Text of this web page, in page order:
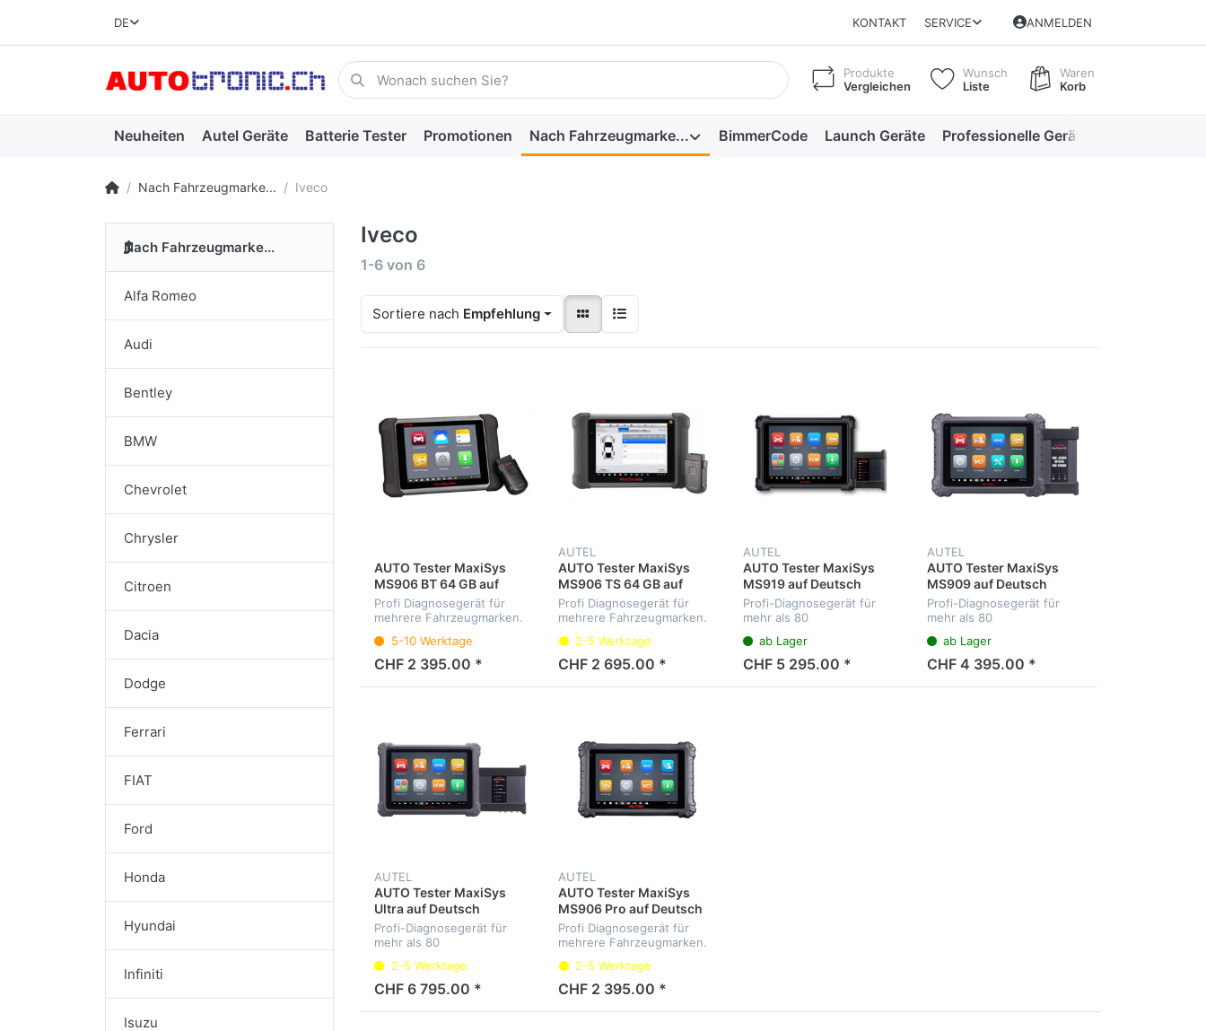
DE KONTAKT SERVICE ANMELDEN
Produkte
Vergleichen
Wunsch
Liste
Waren
Korb
Neuheiten Autel Geräte Batterie Tester Promotionen Nach Fahrzeugmarke... BimmerCode Launch Geräte Professionelle Geräte
Nach Fahrzeugmarke... Iveco
Nach Fahrzeugmarke...
Alfa Romeo
Audi
Bentley
BMW
Chevrolet
Chrysler
Citroen
Dacia
Dodge
Ferrari
FIAT
Ford
Honda
Hyundai
Infiniti
Isuzu
Iveco
1-6 von 6
Sortiere nach Empfehlung
AUTO Tester MaxiSys
MS906 BT 64 GB auf
Deutsch
Profi Diagnosegerät für
mehrere Fahrzeugmarken.
Steuergeräte, Service-
Intervalle, Elektrische-Park-
Bremse, etc. Menüsprache
Deutsch.
5-10 Werktage
CHF 2 395.00 *
AUTEL
AUTO Tester MaxiSys
MS906 TS 64 GB auf
Deutsch
Profi Diagnosegerät für
mehrere Fahrzeugmarken.
Steuergeräte, Service-
Intervalle, Elektrische-Park-
Bremse, RDKS(TPMS) etc.
Menüsprache Deutsch.
2-5 Werktage
CHF 2 695.00 *
AUTEL
AUTO Tester MaxiSys
MS919 auf Deutsch
Profi-Diagnosegerät für
mehr als 80
aller Steuergeräte, Service-
Intervalle, 4-Kanal-
Wellenformgenerator,
ab Lager
CHF 5 295.00 *
AUTEL
AUTO Tester MaxiSys
MS909 auf Deutsch
Profi-Diagnosegerät für
mehr als 80
aller Steuergeräte, Service-
Intervalle, J2534 Interface.
Menüsprache Deutsch
ab Lager
CHF 4 395.00 *
AUTEL
AUTO Tester MaxiSys
Ultra auf Deutsch
Profi-Diagnosegerät für
mehr als 80
aller Steuergeräte, Service-
Intervalle, 4-Kanal-
Oszilloskop,
Wellenformgenerator,
2-5 Werktage
CHF 6 795.00 *
AUTEL
AUTO Tester MaxiSys
MS906 Pro auf Deutsch
Profi Diagnosegerät für
mehrere Fahrzeugmarken.
Steuergeräte, Service-
Intervalle, Elektrische-Park-
Bremse, Codierung und
Adaption für BMW F un...
2-5 Werktage
CHF 2 395.00 *